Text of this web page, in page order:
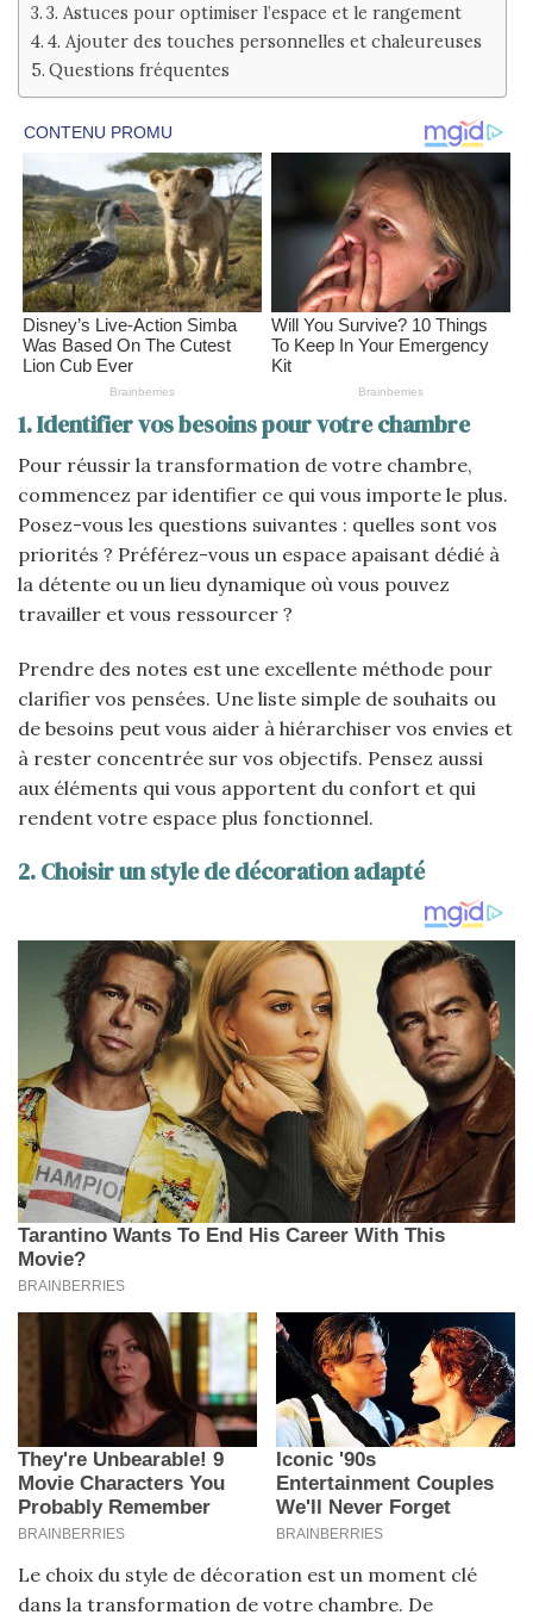
3. Astuces pour optimiser l’espace et le rangement
4. Ajouter des touches personnelles et chaleureuses
Questions fréquentes
1. Identifier vos besoins pour votre chambre
Pour réussir la transformation de votre chambre,
commencez par identifier ce qui vous importe le plus.
Posez-vous les questions suivantes : quelles sont vos
priorités ? Préférez-vous un espace apaisant dédié à
la détente ou un lieu dynamique où vous pouvez
travailler et vous ressourcer ?
Prendre des notes est une excellente méthode pour
clarifier vos pensées. Une liste simple de souhaits ou
de besoins peut vous aider à hiérarchiser vos envies et
à rester concentrée sur vos objectifs. Pensez aussi
aux éléments qui vous apportent du confort et qui
rendent votre espace plus fonctionnel.
2. Choisir un style de décoration adapté
Le choix du style de décoration est un moment clé
dans la transformation de votre chambre. De